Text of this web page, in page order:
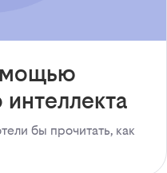
интеллекта
бы прочитать, как